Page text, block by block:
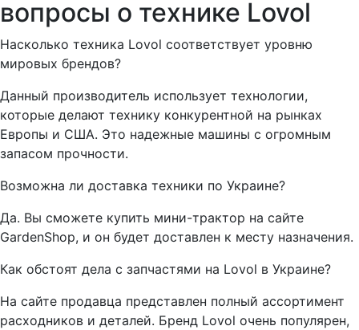
вопросы о технике Lovol
Насколько техника Lovol соответствует уровню
мировых брендов?
Данный производитель использует технологии,
которые делают технику конкурентной на рынках
Европы и США. Это надежные машины с огромным
запасом прочности.
Возможна ли доставка техники по Украине?
Да. Вы сможете купить мини-трактор на сайте
GardenShop, и он будет доставлен к месту назначения.
Как обстоят дела с запчастями на Lovol в Украине?
На сайте продавца представлен полный ассортимент
расходников и деталей. Бренд Lovol очень популярен,